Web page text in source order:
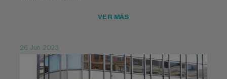
VER MÁS
26 Jun 2023